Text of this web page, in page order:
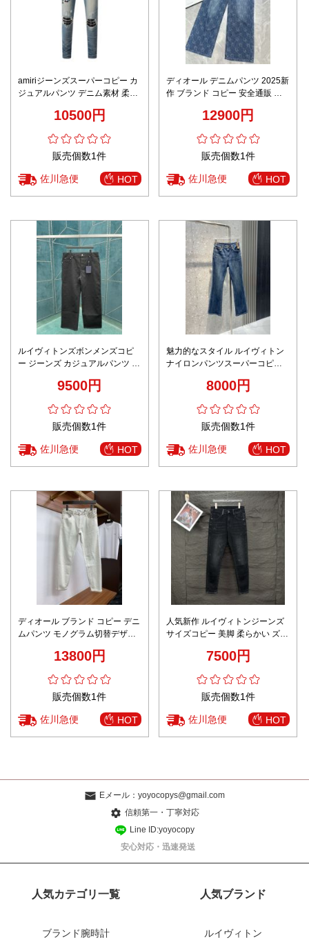
amiriジーンズスーパーコピー カ
ジュアルパンツ デニム素材 柔ら
10500円
販売個数1件
佐川急便 HOT
ディオール デニムパンツ 2025新
作 ブランド コピー 安全通販 高
心地 レビュー高リピ率
12900円
販売個数1件
佐川急便 HOT
ルイヴィトンズボンメンズコピ
ー ジーンズ カジュアルパンツ デ
9500円
販売個数1件
佐川急便 HOT
魅力的なスタイル ルイヴィトン
ナイロンパンツスーパーコピー
ン形 ブルー8000円
販売個数1件
佐川急便 HOT
ディオール ブランド コピー デニ
ムパンツ モノグラム切替デザイ
13800円
販売個数1件
佐川急便 HOT
人気新作 ルイヴィトンジーンズ
サイズコピー 美脚 柔らかい ズボ
7500円
販売個数1件
佐川急便 HOT
Eメール： yoyocopys@gmail.com
信頼第一・丁寧対応
Line ID:yoyocopy
安心対応・迅速発送
人気カテゴリ一覧
ブランド腕時計
人気ブランド
ルイヴィトン